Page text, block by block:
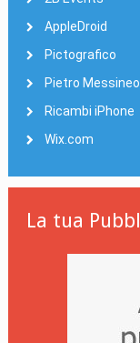
AppleDroid
Pictografico
Pietro Messineo
Ricambi iPhone
Wix.com
La tua